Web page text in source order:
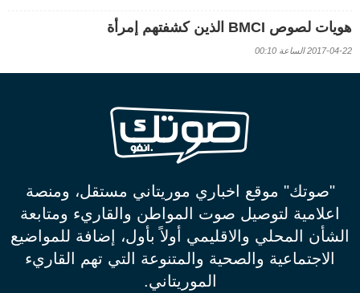
هويات لصوص BMCI الذين كشفتهم إمرأة
2017-04-22 الساعة 00:10
"صوتك" موقع اخباري موريتاني مستقل، ومنصة
اعلامية لتوصيل صوت المواطن والقاريء ومتابعة
الشأن المحلي والاقليمي أولاً بأول، إضافة للمواضيع
الاجتماعية والصحية والمتنوعة التي تهم القاريء
الموريتاني.